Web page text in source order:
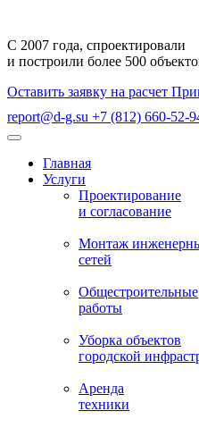
С 2007 года, спроектировали
и построили более 500
Оставить заявку на расчет
report@d-g.su +7 (812) 660-52-
Главная
Услуги
Проектирование
и согласование
Монтаж
сетей
Общестроительные
работы
Уборка объектов
городской
Аренда
техники